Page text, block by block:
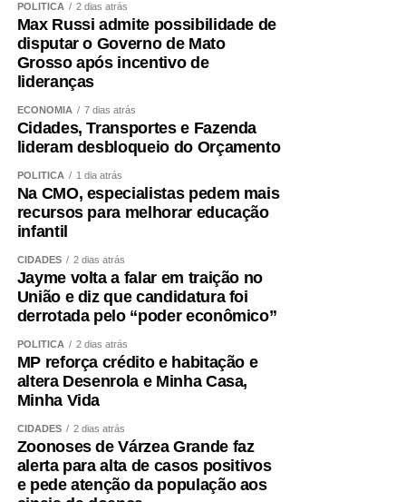
Picolé Curimpampam, personagem interpretado por
Marcelo Luciano Pereira Campos, do Juizado Volante
Ambiental (Juvam), as crianças participaram do jogo
Rebojando e aprenderam, de forma divertida, sobre a
importância da preservação dos recursos naturais.
A experiência reforçou que atitudes simples, como
a reciclagem e cuidar das plantas, podem contribuir para
a construção de um futuro mais sustentável. Para Osmar,
a mensagem já está clara: cuidar da natureza é uma
responsabilidade de todos. “Vocês têm que pegar a muda
e plantar. Aí vai crescer uma árvore”, ensinou o pequeno
estudante.
Também participaram da ação representantes da Escola
Superior da Magistratura de Mato Grosso (Esmagis-MT),
do Núcleo de Sustentabilidade do Tribunal de Justiça de
Mato Grosso; do Programa Verde Novo do Tribunal de
TJMT; da Prefeitura de Santo Antônio e da Associação de
Criadores de Mato Grosso (Acrimat) .
Outras informações podem ser obtidas pelo e-mail
POLÍTICA 2 dias atrás
Max Russi admite possibilidade de
disputar o Governo de Mato
Grosso após incentivo de
lideranças
ECONOMIA 7 dias atrás
Cidades, Transportes e Fazenda
lideram desbloqueio do Orçamento
POLÍTICA 1 dia atrás
Na CMO, especialistas pedem mais
recursos para melhorar educação
infantil
CIDADES 2 dias atrás
Jayme volta a falar em traição no
União e diz que candidatura foi
derrotada pelo “poder econômico”
POLÍTICA 2 dias atrás
MP reforça crédito e habitação e
altera Desenrola e Minha Casa,
Minha Vida
CIDADES 2 dias atrás
Zoonoses de Várzea Grande faz
alerta para alta de casos positivos
e pede atenção da população aos